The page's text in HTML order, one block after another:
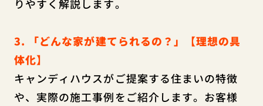
りやすく解説します。
3. 「どんな家が建てられるの？」【理想の具
体化】
キャンディハウスがご提案する住まいの特徴
や、実際の施工事例をご紹介します。お客様